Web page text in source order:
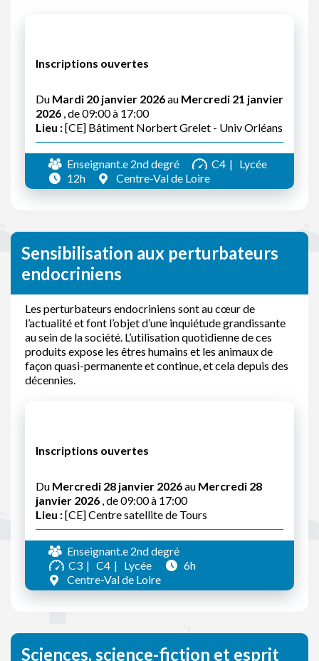
Inscriptions ouvertes
Du Mardi 20 janvier 2026au Mercredi 21 janvier
2026 , de 09:00 à 17:00
Lieu :[CE] Bâtiment Norbert Grelet - Univ Orléans
Enseignant.e 2nd degré C4
Lycée
12h
Centre-Val de Loire
Sensibilisation aux perturbateurs
endocriniens
Les perturbateurs endocriniens sont au cœur de
l’actualité et font l’objet d’une inquiétude grandissante
au sein de la société. L’utilisation quotidienne de ces
produits expose les êtres humains et les animaux de
façon quasi-permanente et continue, et cela depuis des
décennies.
Inscriptions ouvertes
Du Mercredi 28 janvier 2026au Mercredi 28
janvier 2026 , de 09:00 à 17:00
Lieu :[CE] Centre satellite de Tours
Enseignant.e 2nd degré
C3
C4 Lycée
6h
Centre-Val de Loire
Sciences, science-fiction et esprit